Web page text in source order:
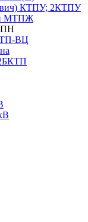
КТПУ; 2КТПУ
МТПЖ
ВЦ